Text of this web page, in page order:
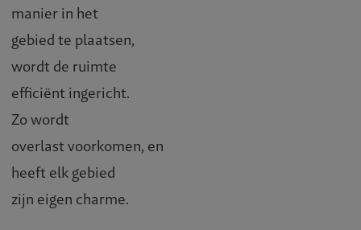
manier in het
gebied te plaatsen,
wordt de ruimte
efficiënt ingericht.
Zo wordt
overlast voorkomen, en
heeft elk gebied
zijn eigen charme.